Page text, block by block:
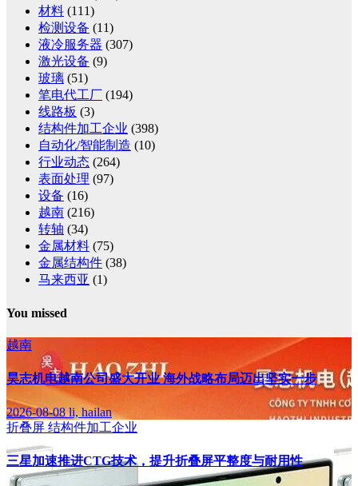
材料 (111)
检测设备 (11)
液冷服务器 (307)
激光设备 (9)
玻璃 (51)
笔电代工厂
(194)
线路板 (3)
结构件加工企业 (398)
自动化/智能制造 (10)
行业动态 (264)
表面处理 (97)
设备 (16)
越南 (216)
转轴 (34)
金属材料 (75)
金属结构件 (38)
马来西亚 (1)
You missed
越南
昊志机电越南公司盛大开业 海外战略布局迈出坚实一步
2026-08-08li, hailan
折叠屏 结构件加工企业
三星加速推进CTG技术，提升折叠屏平整度与耐用性